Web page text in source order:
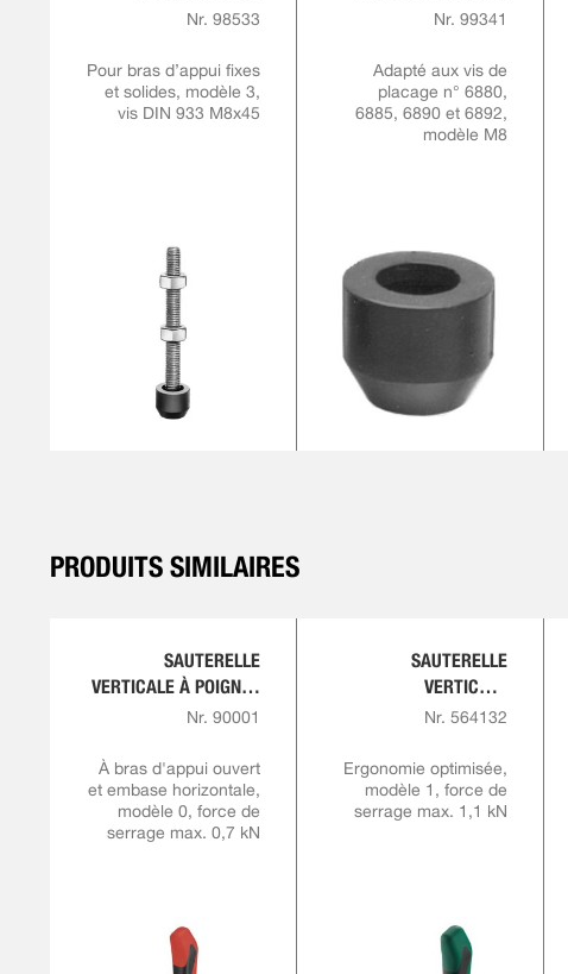
Nr. 98533
Pour bras d’appui fixes
et solides, modèle 3,
vis DIN 933 M8x45
Nr. 99341
Adapté aux vis de
placage n° 6880,
6885, 6890 et 6892,
modèle M8
PRODUITS SIMILAIRES
SAUTERELLE
VERTICALE À POIGNÉE
ROUGE
Nr. 90001
À bras d'appui ouvert
et embase horizontale,
modèle 0, force de
serrage max. 0,7 kN
SAUTERELLE
VERTICALE
COMFORTLINE
Nr. 564132
Ergonomie optimisée,
modèle 1, force de
serrage max. 1,1 kN